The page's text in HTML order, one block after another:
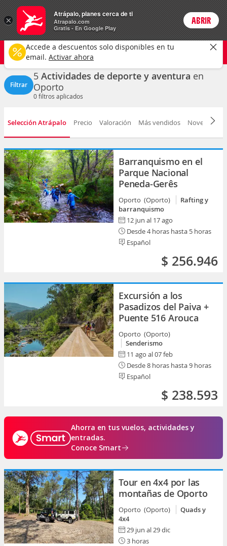
Actividades Login
Oporto ciudad
Deportes y aventuras Cualquier fecha
CAMBIAR
Filtrar
5 Actividades de deporte y aventura en
Oporto
0filtros aplicados
Selección Atrápalo Precio Valoración Más vendidos Novedad
Barranquismo en el
Parque Nacional
Peneda-Gerês
Oporto (Oporto)
Rafting y
barranquismo
12 jun al 17 ago
Desde 4 horas hasta 5 horas
Español
$ 256.946
Excursión a los
Pasadizos del Paiva +
Puente 516 Arouca
Oporto (Oporto)
Senderismo
11 ago al 07 feb
Desde 8 horas hasta 9 horas
Español
$ 238.593
Ahorra en tus vuelos, actividades y
entradas.
Conoce Smart
Tour en 4x4 por las
montañas de Oporto
Oporto (Oporto)
Quads y
4x4
29 jun al 29 dic
3 horas
×
Atrápalo, planes cerca de ti
Atrapalo.com
Gratis - En Google Play
ABRIR
Accede a descuentos solo disponibles en tu
email. Activar ahora